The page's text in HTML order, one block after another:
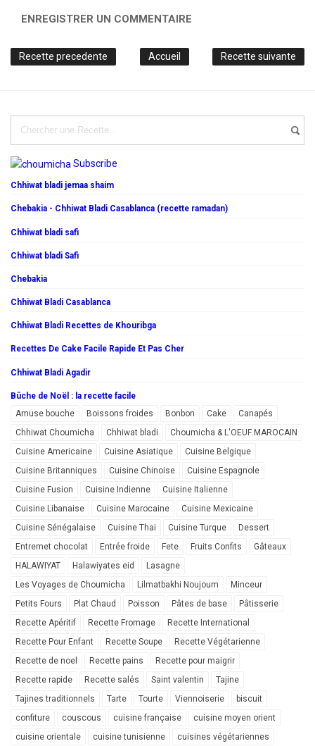
ENREGISTRER UN COMMENTAIRE
Recette precedente Recette suivante
Accueil
Subscribe
Chhiwat bladi jemaa shaim
Chebakia - Chhiwat Bladi Casablanca (recette ramadan)
Chhiwat bladi safi
Chhiwat bladi Safi
Chebakia
Chhiwat Bladi Casablanca
Chhiwat Bladi Recettes de Khouribga
Recettes De Cake Facile Rapide Et Pas Cher
Chhiwat Bladi Agadir
Bûche de Noël : la recette facile
Amuse bouche
Boissons froides Bonbon Cake
Canapés
Chhiwat Choumicha
Chhiwat bladi
Choumicha & L'OEUF MAROCAIN
Cuisine Americaine
Cuisine Asiatique
Cuisine Belgique
Cuisine Britanniques
Cuisine Chinoise
Cuisine Espagnole
Cuisine Fusion
Cuisine Indienne
Cuisine Italienne
Cuisine Libanaise
Cuisine Marocaine
Cuisine Mexicaine
Cuisine Sénégalaise
Cuisine Thai Cuisine Turque
Dessert
Entremet chocolat
Entrée froide Fete Fruits Confits
Gâteaux
HALAWIYAT
Halawiyates eid
Lasagne
Les Voyages de Choumicha
Lilmatbakhi Noujoum
Minceur
Petits Fours
Plat Chaud Poisson Pâtes de base
Pâtisserie
Recette Apéritif
Recette Fromage
Recette International
Recette Pour Enfant
Recette Soupe
Recette Végétarienne
Recette de noel
Recette pains
Recette pour maigrir
Recette rapide
Recette salés Saint valentin
Tajine
Tajines traditionnels
Tarte Tourte Viennoiserie
biscuit
confiture
couscous cuisine française
cuisine moyen orient
cuisine orientale
cuisine tunisienne cuisines végétariennes